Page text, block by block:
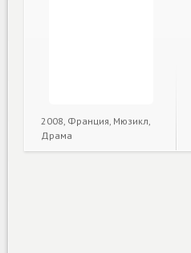
2008, Франция, Мюзикл,
Драма